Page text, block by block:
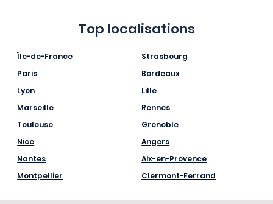
Top localisations
Île-de-France
Paris
Lyon
Marseille
Toulouse
Nice
Nantes
Montpellier
Strasbourg
Bordeaux
Lille
Rennes
Grenoble
Angers
Aix-en-Provence
Clermont-Ferrand